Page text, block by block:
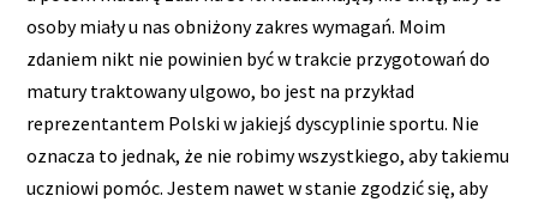
osoby miały u nas obniżony zakres wymagań. Moim
zdaniem nikt nie powinien być w trakcie przygotowań do
matury traktowany ulgowo, bo jest na przykład
reprezentantem Polski w jakiejś dyscyplinie sportu. Nie
oznacza to jednak, że nie robimy wszystkiego, aby takiemu
uczniowi pomóc. Jestem nawet w stanie zgodzić się, aby